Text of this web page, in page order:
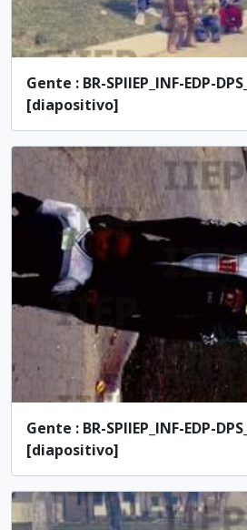
Gente : BR-SPIIEP_INF-EDP-
[diapositivo]
Gente : BR-SPIIEP_INF-EDP-
[diapositivo]